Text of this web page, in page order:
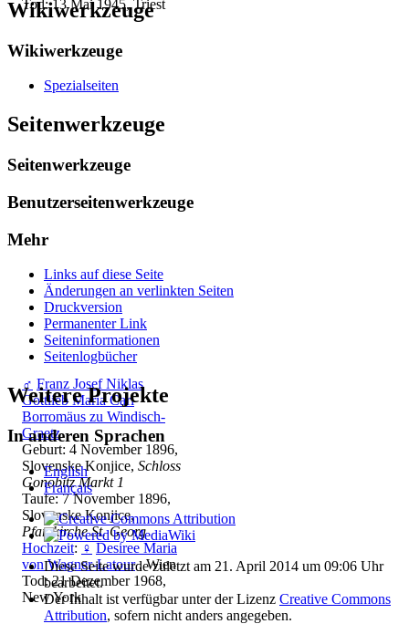
Tod: 13 Mai 1945, Triest
♂ Franz Josef Niklas
Gottlieb Maria Carl
Borromäus zu Windisch-
Graetz
Geburt: 4 November 1896,
Slovenske Konjice, Schloss
Gonobitz Markt 1
Taufe: 7 November 1896,
Slovenske Konjice,
Pfarrkirche St. Georg
Hochzeit: ♀ Desiree Maria
von Wagner-Latour, Wien
Tod: 21 Dezember 1968,
New York
Wikiwerkzeuge
Wikiwerkzeuge
Spezialseiten
Seitenwerkzeuge
Seitenwerkzeuge
Benutzerseitenwerkzeuge
Mehr
Links auf diese Seite
Änderungen an verlinkten Seiten
Druckversion
Permanenter Link
Seiten­­informationen
Seitenlogbücher
Weitere Projekte
In anderen Sprachen
English
Français
Diese Seite wurde zuletzt am 21. April 2014 um 09:06 Uhr
bearbeitet.
Der Inhalt ist verfügbar unter der Lizenz Creative Commons
Attribution, sofern nicht anders angegeben.